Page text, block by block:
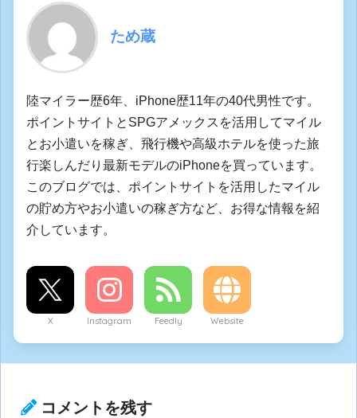
ため蔵
陸マイラー歴6年、iPhone歴11年の40代男性です。
ポイントサイトとSPGアメックスを活用してマイル
とお小遣いを稼ぎ、飛行機や高級ホテルを使った旅
行楽しんだり最新モデルのiPhoneを買っています。
このブログでは、ポイントサイトを活用したマイル
の貯め方やお小遣いの稼ぎ方など、お得な情報を紹
介しています。
X Instagram Feedly Website
コメントを残す